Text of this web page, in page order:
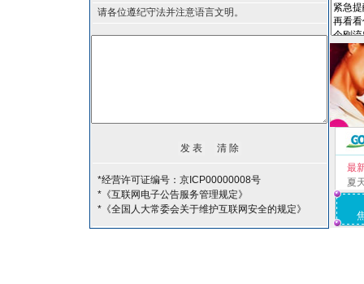
请各位遵纪守法并注意语言文明。
*经营许可证编号：京ICP00000008号
*《互联网电子公告服务管理规定》
*《全国人大常委会关于维护互联网安全的规定》
最
夏